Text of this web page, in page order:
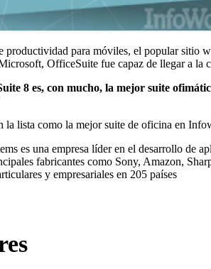
productividad para móviles, el popular
OfficeSuite fue capaz de llegar a la
8 es, con mucho, la mejor suite
la lista como la mejor suite de oficina en
es una empresa líder en el desarrollo de
fabricantes como Sony, Amazon,
y empresariales en 205 países